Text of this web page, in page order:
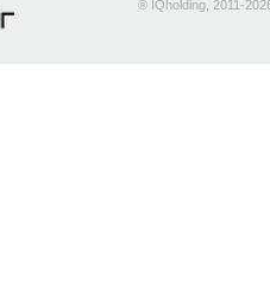
® IQholding, 2011-